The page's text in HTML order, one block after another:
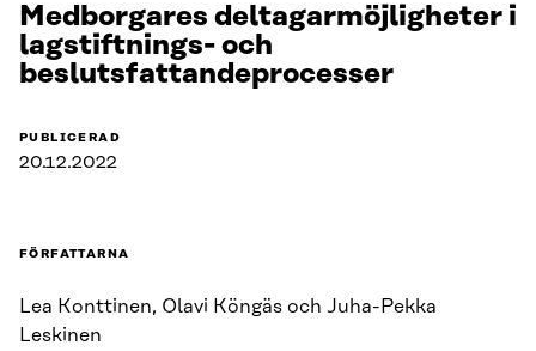
Medborgares deltagarmöjligheter i
lagstiftnings- och
beslutsfattandeprocesser
PUBLICERAD
20.12.2022
FÖRFATTARNA
Lea Konttinen, Olavi Köngäs och Juha-Pekka
Leskinen